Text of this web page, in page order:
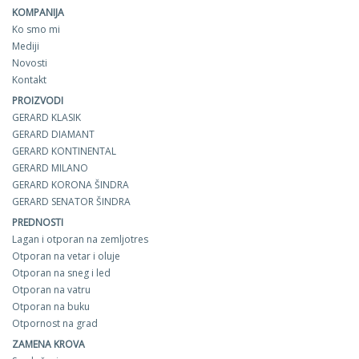
KOMPANIJA
Ko smo mi
Mediji
Novosti
Kontakt
PROIZVODI
GERARD KLASIK
GERARD DIAMANT
GERARD KONTINENTAL
GERARD MILANO
GERARD KORONA ŠINDRA
GERARD SENATOR ŠINDRA
PREDNOSTI
Lagan i otporan na zemljotres
Otporan na vetar i oluje
Otporan na sneg i led
Otporan na vatru
Otporan na buku
Otpornost na grad
ZAMENA KROVA